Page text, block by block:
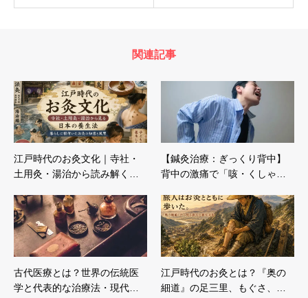
関連記事
江戸時代のお灸文化｜寺社・
土用灸・湯治から読み解く…
【鍼灸治療：ぎっくり背中】
背中の激痛で「咳・くしゃ…
古代医療とは？世界の伝統医
学と代表的な治療法・現代…
江戸時代のお灸とは？『奥の
細道』の足三里、もぐさ、…